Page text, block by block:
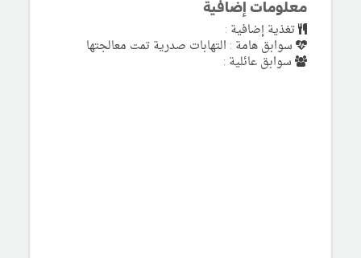
معلومات إضافية
تغذية إضافية :
سوابق هامة : التهابات صدرية تمت معالجتها
سوابق عائلية :